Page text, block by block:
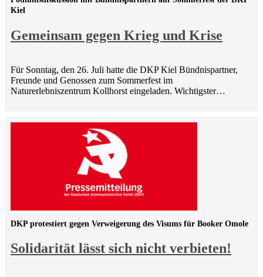
Gemeinsam gegen Krieg und Krise
Kiel
Für Sonntag, den 26. Juli hatte die DKP Kiel Bündnispartner,
Freunde und Genossen zum Sommerfest im
Naturerlebniszentrum Kollhorst eingeladen. Wichtigster…
Solidarität lässt sich nicht verbieten!
DKP protestiert gegen Verweigerung des Visums für Booker Omole